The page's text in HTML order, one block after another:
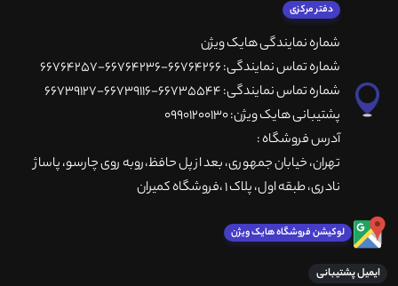
دفتر مرکزی
شماره نمایندگی هایک ویژن
شماره تماس نمایندگی: 66764266-66764236-66764257
شماره تماس نمایندگی: 66735544-66739116-66739127
پشتیبانی هایک ویژن: 09901200130
آدرس فروشگاه :
تهران، خيابان جمهوری، بعد از پل حافظ،روبه روی چارسو، پاساژ
نادری، طبقه اول، پلاک 1 ،فروشگاه کمیران
لوکیشن فروشگاه هایک ویژن
ایمیل پشتیبانی